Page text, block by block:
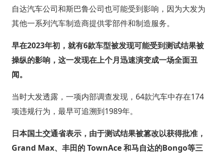
自达汽车公司和斯巴鲁公司也可能受到影响，因为大发为
其他一系列汽车制造商提供零部件和制造服务。
早在2023年初，就有6款车型被发现可能受到测试结果被
操纵的影响，这一发现在上个月迅速演变成一场全面丑
闻。
当时大发透露，一项内部调查发现，64款汽车中存在174
项违规行为，最早可追溯到1989年。
日本国土交通省表示，由于测试结果被篡改以获得批准，
Grand Max、丰田的 TownAce 和马自达的Bongo等三